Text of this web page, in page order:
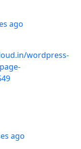
ago
wordpress-
ago